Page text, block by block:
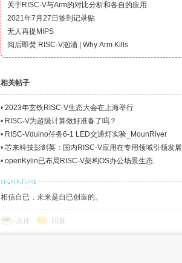
关于RISC-V与Arm的对比分析和各自的应用
2021年7月27日签到记录贴
无人再提MIPS
阅后即焚 RISC-V汹涌 | Why Arm Kills
相关帖子
• 2023年玄铁RISC-V生态大会在上海举行
• RISC-V为超级计算做好准备了吗？
• RISC-Vduino任务6-1 LED交通灯实验_MounRiver
• 芯来科技彭剑英：国内RISC-V应用在专用领域引领发展
• openKylin已布局RISC-V架构OS办公场景生态
相信自已，未来是自已创造的。
点评 回复